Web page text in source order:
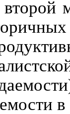
второй